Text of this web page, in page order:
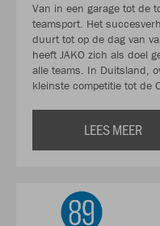
Van in een garage tot de
teamsport. Het
duurt tot op de dag van
heeft JAKO zich als doel
alle teams. In Duitsland,
kleinste competitie tot de
LEES MEER